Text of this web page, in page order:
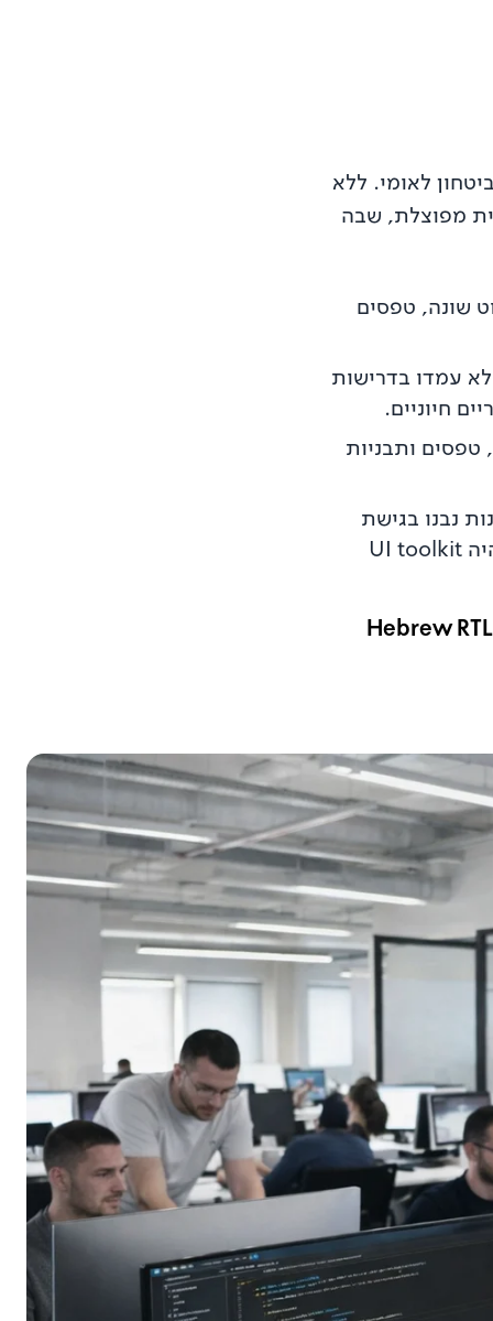
לאומי. ללא
מפוצלת, שבה
שונה, טפסים
עמדו בדרישות
חיוניים.
ותבניות
נבנו בגישת
LTR-first. מפתחי הממשלה התמודדו שוב ושוב עם שיקוף פריסות, טקסט דו-כיווני ורינדור RTL שנשבר. לא היה UI toolkit
"המנדט היה ברור: ליצור Design System אחד שכל גוף ממשלתי מאמץ. הוא חייב להבטיח נגישות, לתמוך ב-Hebrew RTL